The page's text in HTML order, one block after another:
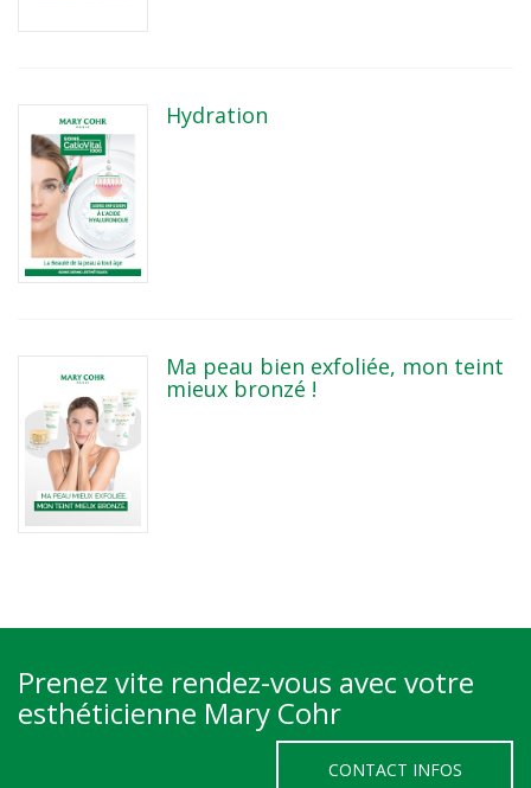
Hydration
Ma peau bien exfoliée, mon teint
mieux bronzé !
Prenez vite rendez-vous avec votre
esthéticienne Mary Cohr
CONTACT INFOS